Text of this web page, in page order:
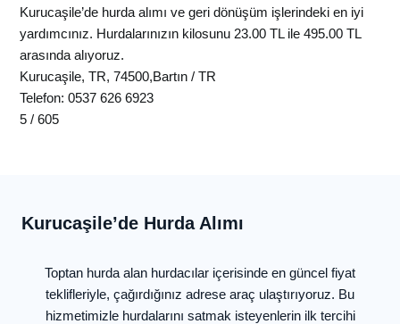
Kurucaşile’de hurda alımı ve geri dönüşüm işlerindeki en iyi
yardımcınız. Hurdalarınızın kilosunu 23.00 TL ile 495.00 TL
arasında alıyoruz.
Kurucaşile,TR,74500,Bartın /TR
Telefon:0537 626 6923
5 /605
Kurucaşile’de Hurda Alımı
Toptan hurda alan hurdacılar içerisinde en güncel fiyat
teklifleriyle, çağırdığınız adrese araç ulaştırıyoruz. Bu
hizmetimizle hurdalarını satmak isteyenlerin ilk tercihi